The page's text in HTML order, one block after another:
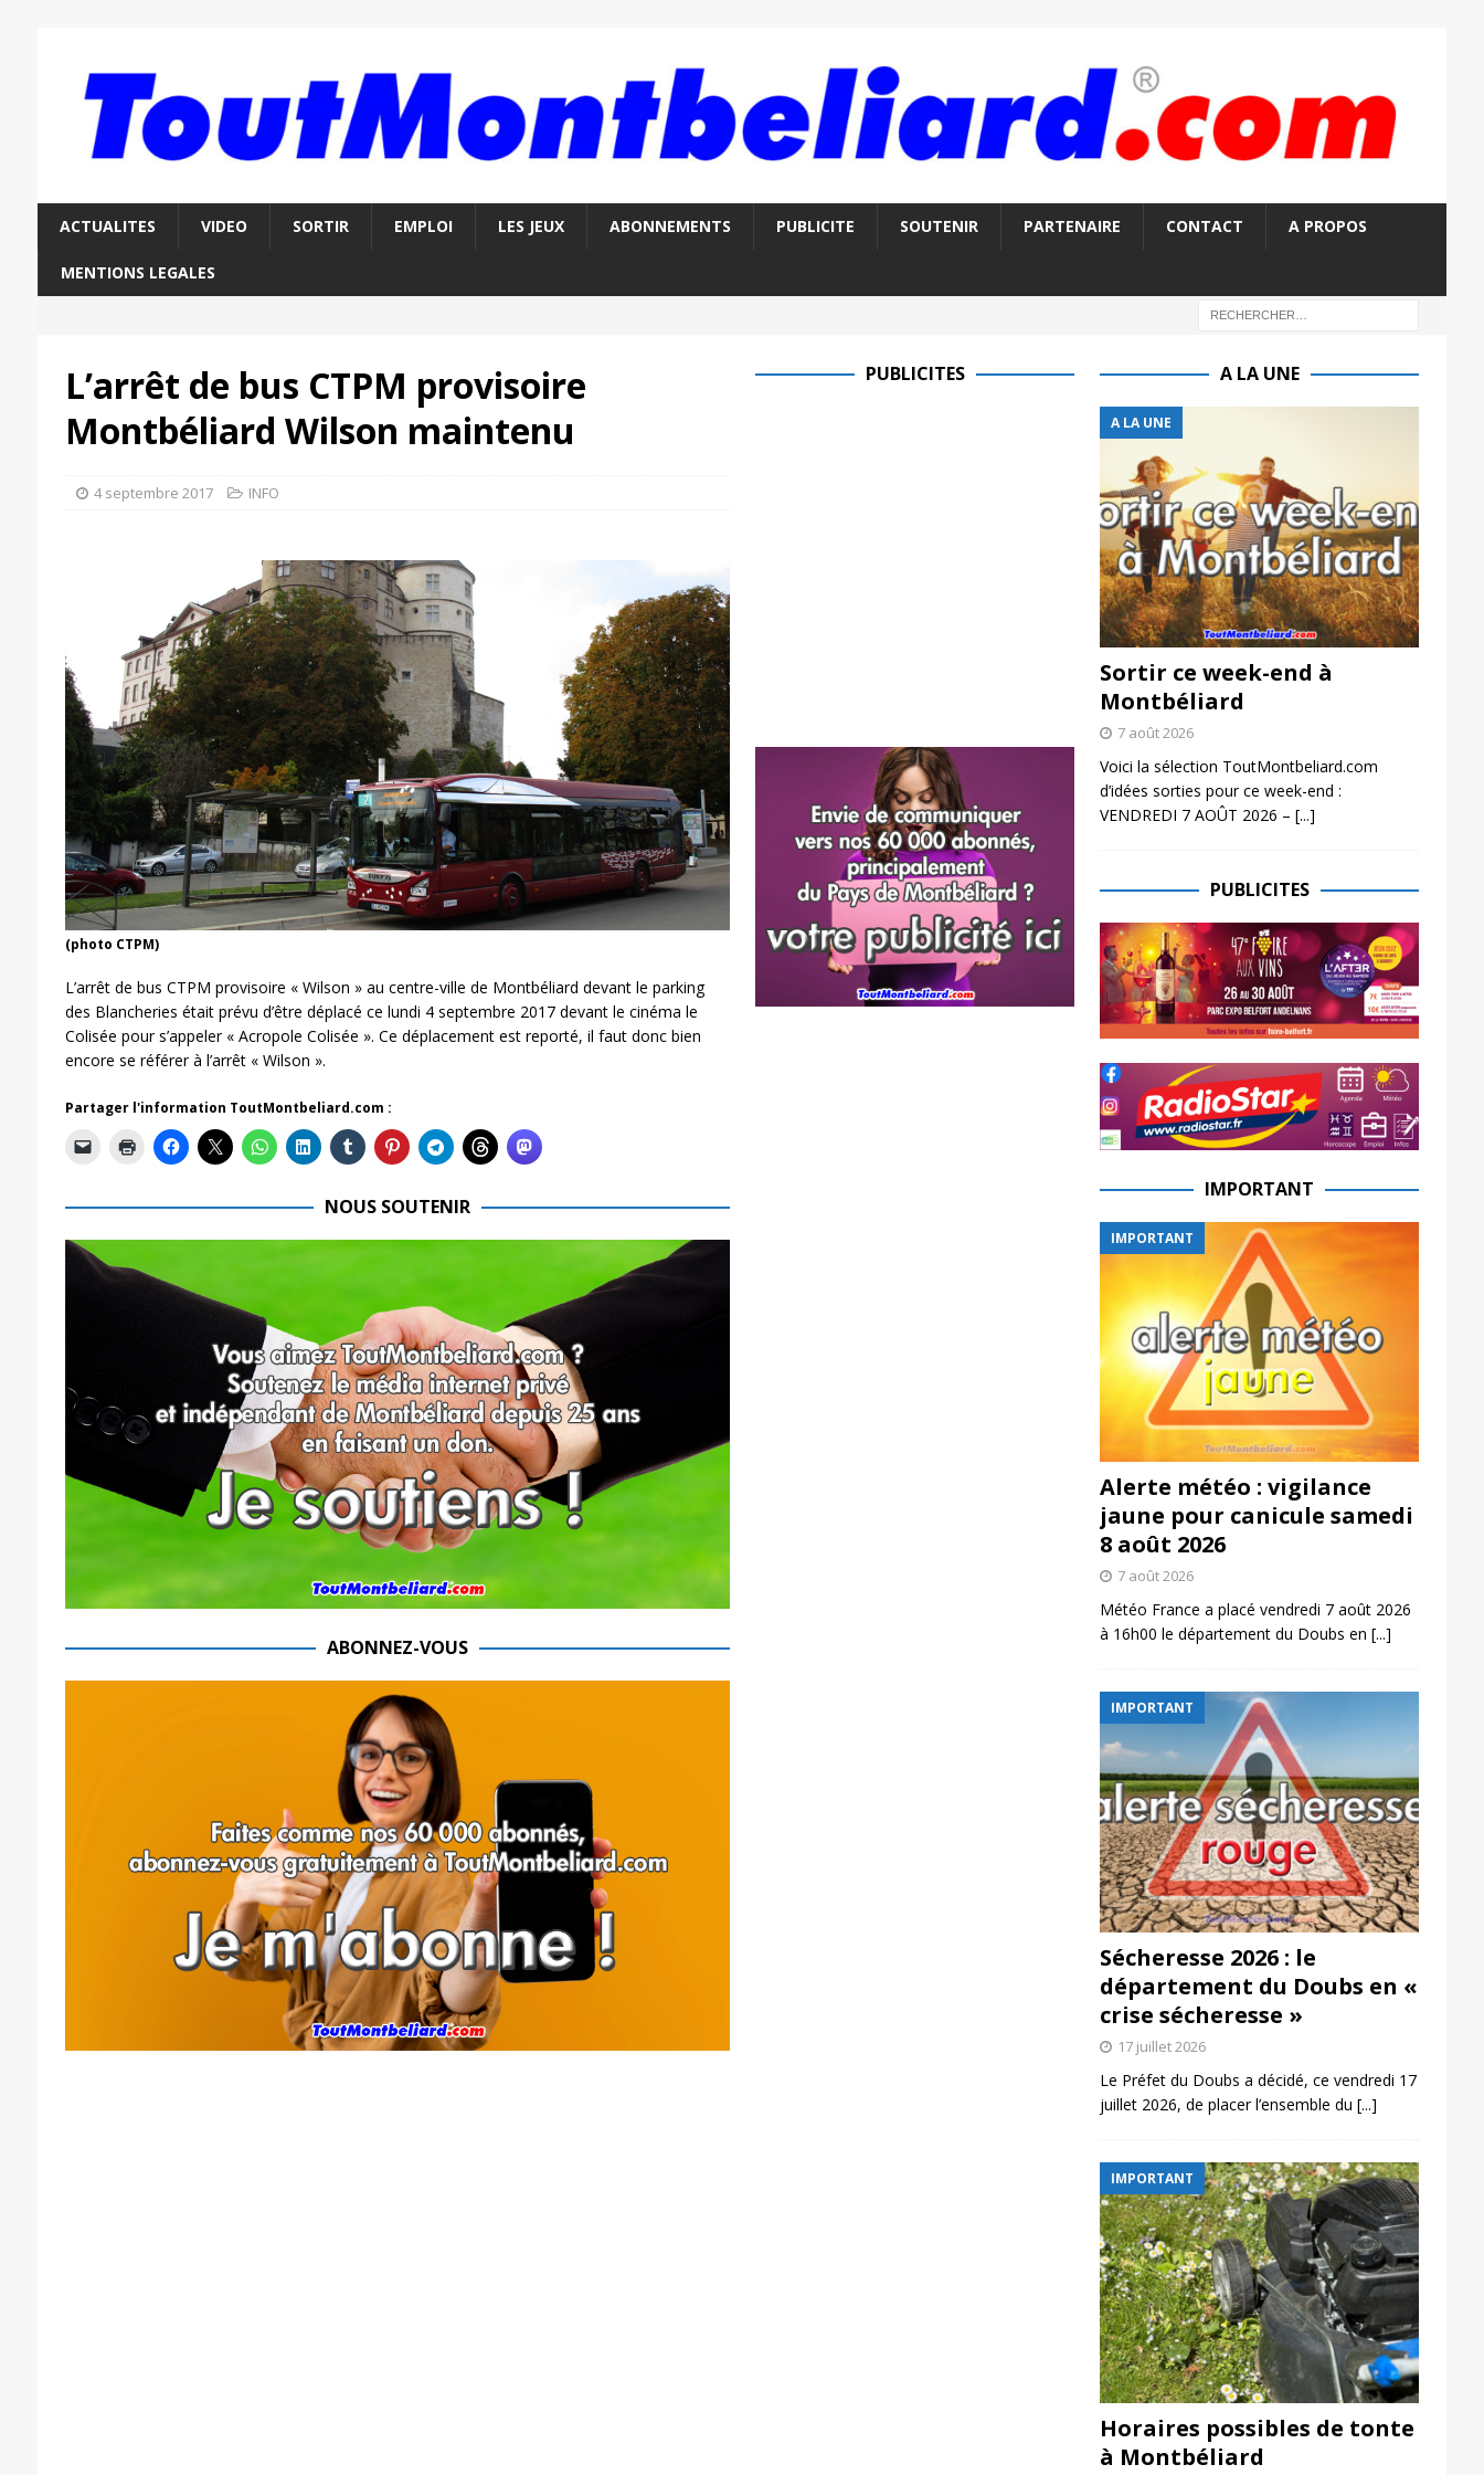
ACTUALITES VIDEO SORTIR EMPLOI LES JEUX ABONNEMENTS PUBLICITE SOUTENIR PARTENAIRE CONTACT A PROPOS
MENTIONS LEGALES
L’arrêt de bus CTPM provisoire
Montbéliard Wilson maintenu
4 septembre 2017 INFO
(photo CTPM)
L’arrêt de bus CTPM provisoire « Wilson » au centre-ville de Montbéliard devant le parking
des Blancheries était prévu d’être déplacé ce lundi 4 septembre 2017 devant le cinéma le
Colisée pour s’appeler « Acropole Colisée ». Ce déplacement est reporté, il faut donc bien
encore se référer à l’arrêt « Wilson ».
Partager l'information ToutMontbeliard.com :
NOUS SOUTENIR
ABONNEZ-VOUS
PUBLICITES A LA UNE
A LA UNE
Sortir ce week-end à
Montbéliard
7 août 2026
Voici la sélection ToutMontbeliard.com
d’idées sorties pour ce week-end :
VENDREDI 7 AOÛT 2026 – [...]
PUBLICITES
IMPORTANT
IMPORTANT
Alerte météo : vigilance
jaune pour canicule samedi
8 août 2026
7 août 2026
Météo France a placé vendredi 7 août 2026
à 16h00 le département du Doubs en [...]
IMPORTANT
Sécheresse 2026 : le
département du Doubs en «
crise sécheresse »
17 juillet 2026
Le Préfet du Doubs a décidé, ce vendredi 17
juillet 2026, de placer l’ensemble du [...]
IMPORTANT
Horaires possibles de tonte
à Montbéliard